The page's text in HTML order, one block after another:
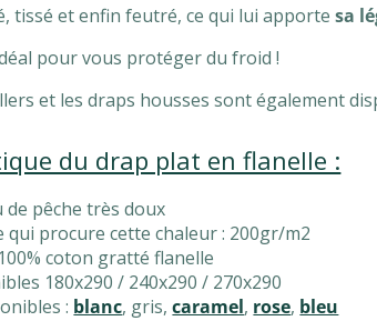
tissé et enfin feutré, ce qui lui apportesa
pour vous protéger du froid !
et les draps housses sont également
du drap plat en flanelle :
de pêche très doux
qui procure cette chaleur : 200gr/m2
coton gratté flanelle
180x290 / 240x290 / 270x290
: blanc, gris,caramel, rose, bleu